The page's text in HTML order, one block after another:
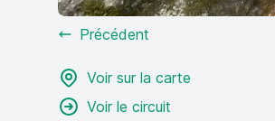
Précédent
Voir sur la carte
Voir le circuit